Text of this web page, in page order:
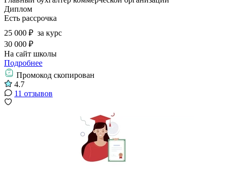
Диплом
Есть рассрочка
25 000 ₽ за курс
30 000 ₽
На сайт школы
Подробнее
Промокод скопирован
4.7
11 отзывов